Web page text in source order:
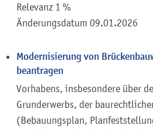
Relevanz 1 %
Änderungsdatum 09.01.2026
Modernisierung von
beantragen
Vorhabens, insbesondere über
Grunderwerbs, der
(Bebauungsplan,